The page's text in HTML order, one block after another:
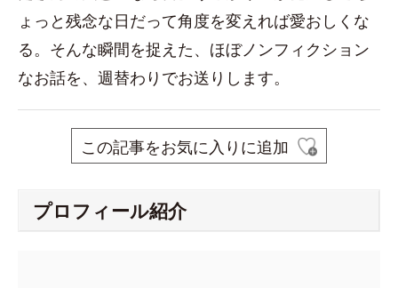
ょっと残念な日だって角度を変えれば愛おしくな
る。そんな瞬間を捉えた、ほぼノンフィクション
なお話を、週替わりでお送りします。
この記事をお気に入りに追加
プロフィール紹介